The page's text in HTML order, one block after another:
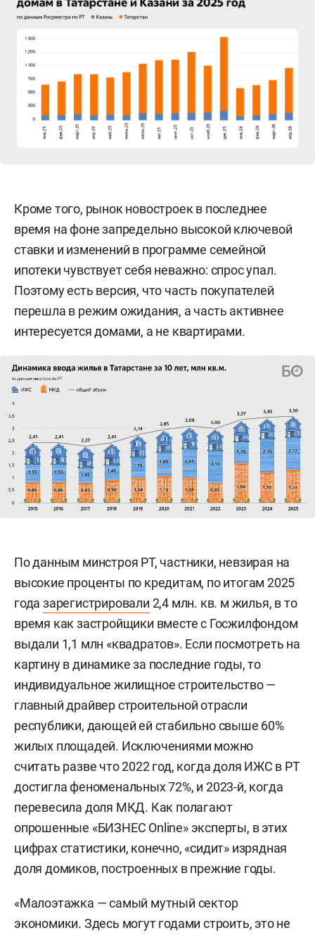
Кроме того, рынок новостроек в последнее
время на фоне запредельно высокой ключевой
ставки и изменений в программе семейной
ипотеки чувствует себя неважно: спрос упал.
Поэтому есть версия, что часть покупателей
перешла в режим ожидания, а часть активнее
интересуется домами, а не квартирами.
По данным минстроя РТ, частники, невзирая на
высокие проценты по кредитам, по итогам 2025
года зарегистрировали 2,4 млн. кв. м жилья, в то
время как застройщики вместе с Госжилфондом
выдали 1,1 млн «квадратов». Если посмотреть на
картину в динамике за последние годы, то
индивидуальное жилищное строительство —
главный драйвер строительной отрасли
республики, дающей ей стабильно свыше 60%
жилых площадей. Исключениями можно
считать разве что 2022 год, когда доля ИЖС в РТ
достигла феноменальных 72%, и 2023-й, когда
перевесила доля МКД. Как полагают
опрошенные «БИЗНЕС Online» эксперты, в этих
цифрах статистики, конечно, «сидит» изрядная
доля домиков, построенных в прежние годы.
«Малоэтажка — самый мутный сектор
экономики. Здесь могут годами строить, это не